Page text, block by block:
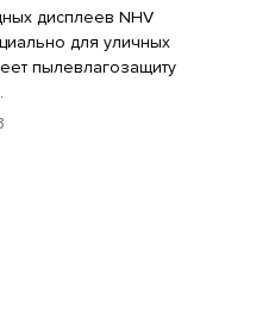
дисплеев NHV
для уличных
пылевлагозащиту